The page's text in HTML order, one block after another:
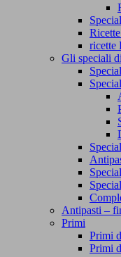
ricette
Gli speciali
Antipasti –
Primi
Primi
Primi